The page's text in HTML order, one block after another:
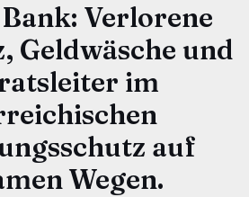
Verlorene
Geldwäsche und
im
auf
Wegen.